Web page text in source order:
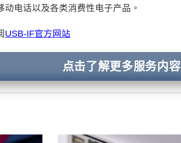
动电话以及各类消费性电子产品。
USB-IF官方网站
点击了解更多服务内容